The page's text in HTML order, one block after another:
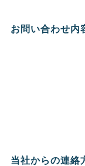
お問い合わせ内
当社からの連絡